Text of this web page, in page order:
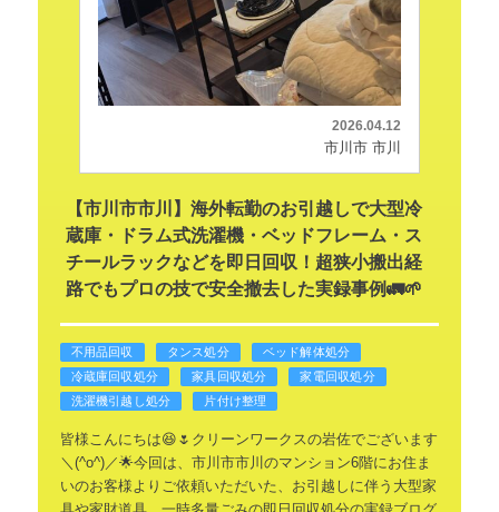
2026.04.12
市川市 市川
【市川市市川】海外転勤のお引越しで大型冷
蔵庫・ドラム式洗濯機・ベッドフレーム・ス
チールラックなどを即日回収！超狭小搬出経
路でもプロの技で安全撤去した実録事例🚛🌱
不用品回収 タンス処分
ベッド解体処分
冷蔵庫回収処分
家具回収処分
家電回収処分
洗濯機引越し処分
片付け整理
皆様こんにちは😆🌷クリーンワークスの岩佐でございます
＼(^o^)／🌟今回は、市川市市川のマンション6階にお住ま
いのお客様よりご依頼いただいた、お引越しに伴う大型家